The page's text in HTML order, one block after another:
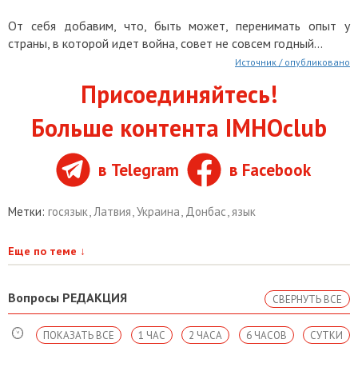
От себя добавим, что, быть может, перенимать опыт у
страны, в которой идет война, совет не совсем годный...
Источник / опубликовано
Присоединяйтесь!
Больше контента IMHOclub
в Telegram в Facebook
Метки: госязык,Латвия,Украина, Донбас,язык
Еще по теме ↓
Вопросы РЕДАКЦИЯ СВЕРНУТЬ ВСЕ
СУТКИ
6 ЧАСОВ
2 ЧАСА
1 ЧАС
ПОКАЗАТЬ ВСЕ